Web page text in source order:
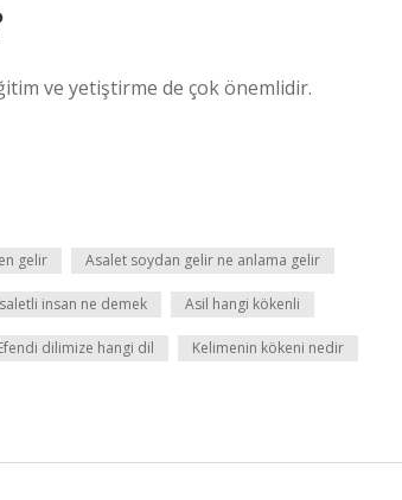
ve yetiştirme de çok önemlidir.
gelir Asalet soydan gelir ne anlama gelir
insan ne demek Asil hangi kökenli
dilimize hangi dil Kelimenin kökeni nedir